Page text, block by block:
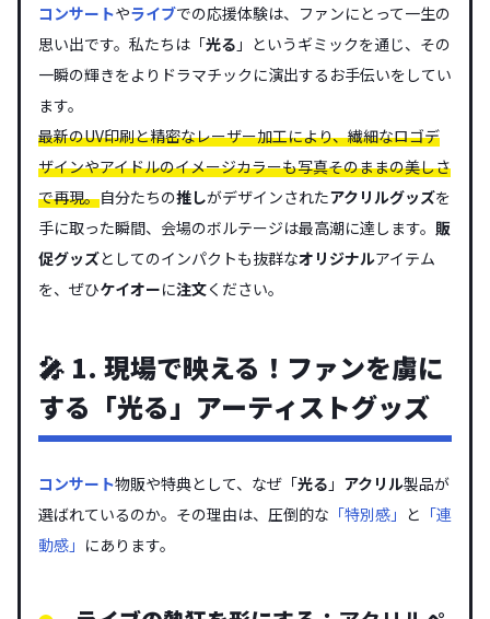
コンサートやライブでの応援体験は、ファンにとって一生の
思い出です。私たちは「光る 」というギミックを通じ、その
一瞬の輝きをよりドラマチックに演出するお手伝いをしてい
ます。
最新のUV印刷と精密なレーザー加工により、繊細なロゴデ
ザインやアイドルのイメージカラーも写真そのままの美しさ
で再現。自分たちの推しがデザインされたアクリルグッズを
手に取った瞬間、会場のボルテージは最高潮に達します。 販
促グッズとしてのインパクトも抜群なオリジナルアイテム
を、ぜひケイオーに注文ください。
🎤 1. 現場で映える！ファンを虜に
する「光る」アーティストグッズ
コンサート物販や特典として、なぜ「光る 」 アクリル製品が
選ばれているのか。その理由は、圧倒的な 「特別感」 と 「連
動感」 にあります。